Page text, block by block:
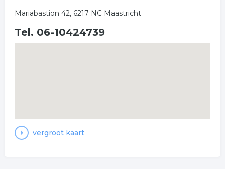
Mariabastion 42, 6217 NC Maastricht
Tel. 06-10424739
vergroot kaart